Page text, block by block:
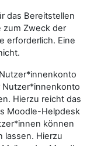
das Bereitstellen
zum Zweck der
erforderlich. Eine
Hierzu reicht das
Moodle-Helpdesk
können
lassen. Hierzu